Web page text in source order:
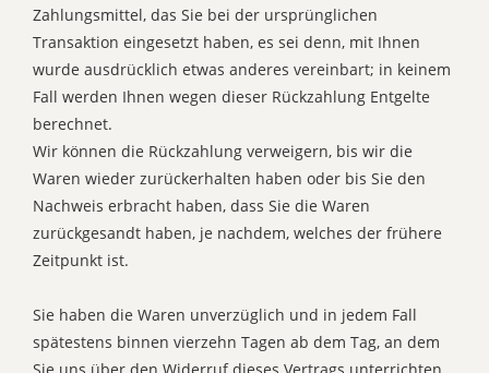
Zahlungsmittel, das Sie bei der ursprünglichen
Transaktion eingesetzt haben, es sei denn, mit Ihnen
wurde ausdrücklich etwas anderes vereinbart; in keinem
Fall werden Ihnen wegen dieser Rückzahlung Entgelte
berechnet.
Wir können die Rückzahlung verweigern, bis wir die
Waren wieder zurückerhalten haben oder bis Sie den
Nachweis erbracht haben, dass Sie die Waren
zurückgesandt haben, je nachdem, welches der frühere
Zeitpunkt ist.
Sie haben die Waren unverzüglich und in jedem Fall
spätestens binnen vierzehn Tagen ab dem Tag, an dem